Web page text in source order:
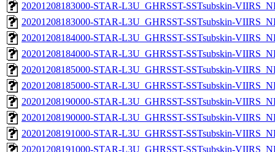
20201208183000-STAR-L3U_GHRSST-SSTsubskin-
20201208183000-STAR-L3U_GHRSST-SSTsubskin-
20201208184000-STAR-L3U_GHRSST-SSTsubskin-
20201208184000-STAR-L3U_GHRSST-SSTsubskin-
20201208185000-STAR-L3U_GHRSST-SSTsubskin-
20201208185000-STAR-L3U_GHRSST-SSTsubskin-
20201208190000-STAR-L3U_GHRSST-SSTsubskin-
20201208190000-STAR-L3U_GHRSST-SSTsubskin-
20201208191000-STAR-L3U_GHRSST-SSTsubskin-
20201208191000-STAR-L3U_GHRSST-SSTsubskin-